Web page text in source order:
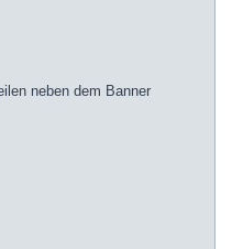
neben dem Banner